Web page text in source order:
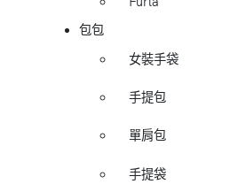
包包
女裝手袋
手提包
單肩包
手提袋